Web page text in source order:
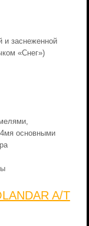
и заснеженной
«Снег»)
основными
A/T